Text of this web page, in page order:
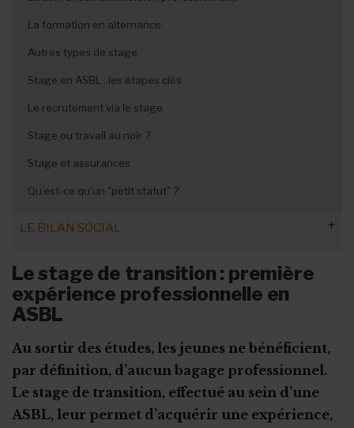
Les outils de la concertation interne
Licenciement et préavis
Rupture du contrat à l’amiable
Rupture pour faute grave
Subsides et licenciement
Fin ou rupture du contrat étudiant
Les formalités administratives
Non-respect de la convention de stage
La formation en alternance
Autres types de stage
Stage en ASBL : les étapes clés
Le recrutement via le stage
Stage ou travail au noir ?
Stage et assurances
Qu’est-ce qu’un "petit statut" ?
LE BILAN SOCIAL
Quelles informations faut-il donner ?
Quand et comment le publier ?
Les types de formation à prendre en compte
Le stage de transition : première
expérience professionnelle en
ASBL
Au sortir des études, les jeunes ne bénéficient,
par définition, d’aucun bagage professionnel.
Le stage de transition, effectué au sein d’une
ASBL, leur permet d’acquérir une expérience,